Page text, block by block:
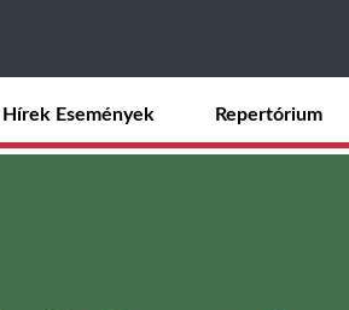
tartalomra
Hírek Események Repertórium